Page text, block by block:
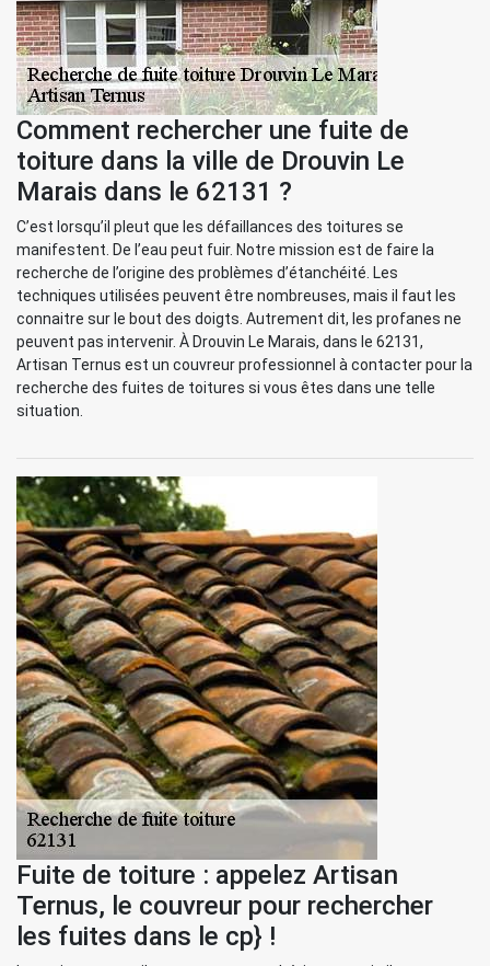
Comment rechercher une fuite de
toiture dans la ville de Drouvin Le
Marais dans le 62131 ?
C’est lorsqu’il pleut que les défaillances des toitures se
manifestent. De l’eau peut fuir. Notre mission est de faire la
recherche de l’origine des problèmes d’étanchéité. Les
techniques utilisées peuvent être nombreuses, mais il faut les
connaitre sur le bout des doigts. Autrement dit, les profanes ne
peuvent pas intervenir. À Drouvin Le Marais, dans le 62131,
Artisan Ternus est un couvreur professionnel à contacter pour la
recherche des fuites de toitures si vous êtes dans une telle
situation.
Fuite de toiture : appelez Artisan
Ternus, le couvreur pour rechercher
les fuites dans le cp} !